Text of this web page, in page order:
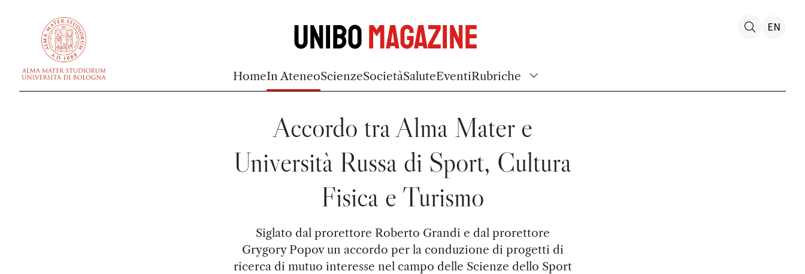
UniboMagazine
HomeIn AteneoScienzeSocietàSaluteEventiRubriche
EN
Accordo tra Alma Mater e
Università Russa di Sport, Cultura
Fisica e Turismo
Siglato dal prorettore Roberto Grandi e dal prorettore
Grygory Popov un accordo per la conduzione di progetti di
ricerca di mutuo interesse nel campo delle Scienze dello Sport